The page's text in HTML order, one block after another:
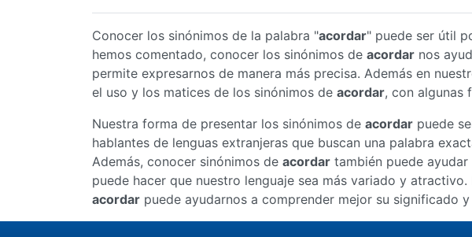
Conocer los sinónimos de la palabra "acordar" puede ser útil
hemos comentado, conocer los sinónimos de acordar nos
permite expresarnos de manera más precisa. Además en
el uso y los matices de los sinónimos de acordar, con algunas
Nuestra forma de presentar los sinónimos de acordar puede
hablantes de lenguas extranjeras que buscan una palabra
Además, conocer sinónimos de acordar también puede
puede hacer que nuestro lenguaje sea más variado y
acordar puede ayudarnos a comprender mejor su significado